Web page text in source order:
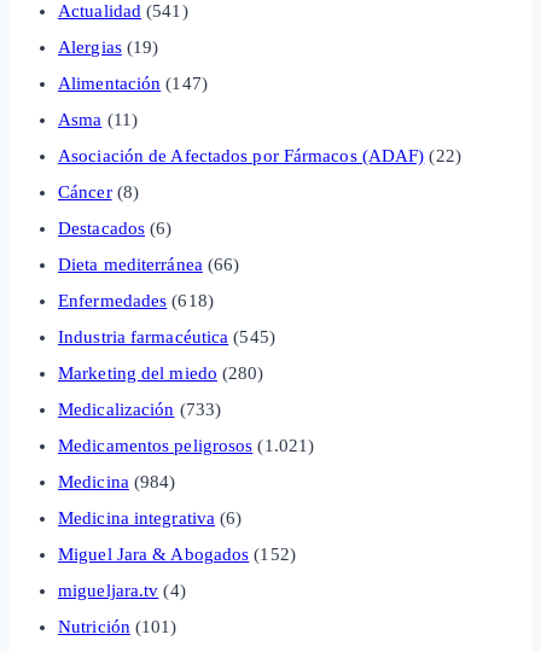
Actualidad (541)
Alergias(19)
Alimentación (147)
Asma (11)
Asociación de Afectados por Fármacos (ADAF) (22)
Cáncer(8)
Destacados (6)
Dieta mediterránea(66)
Enfermedades (618)
Industria farmacéutica (545)
Marketing del miedo (280)
Medicalización (733)
Medicamentos peligrosos (1.021)
Medicina(984)
Medicina integrativa (6)
Miguel Jara & Abogados (152)
migueljara.tv (4)
Nutrición(101)